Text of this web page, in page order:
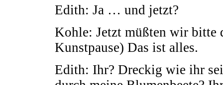
Edith: Ja … und jetzt?
Kohle: Jetzt müßten wir bitte
Kunstpause) Das ist alles.
Edith: Ihr? Dreckig wie ihr